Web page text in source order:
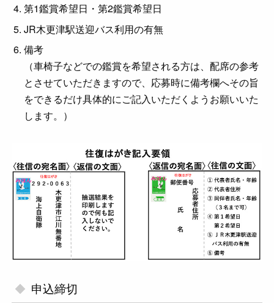
第1鑑賞希望日・第2鑑賞希望日
JR木更津駅送迎バス利用の有無
備考
（車椅子などでの鑑賞を希望される方は、配席の参考
とさせていただきますので、応募時に備考欄へその旨
をできるだけ具体的にご記入いただくようお願いいた
します。）
申込締切